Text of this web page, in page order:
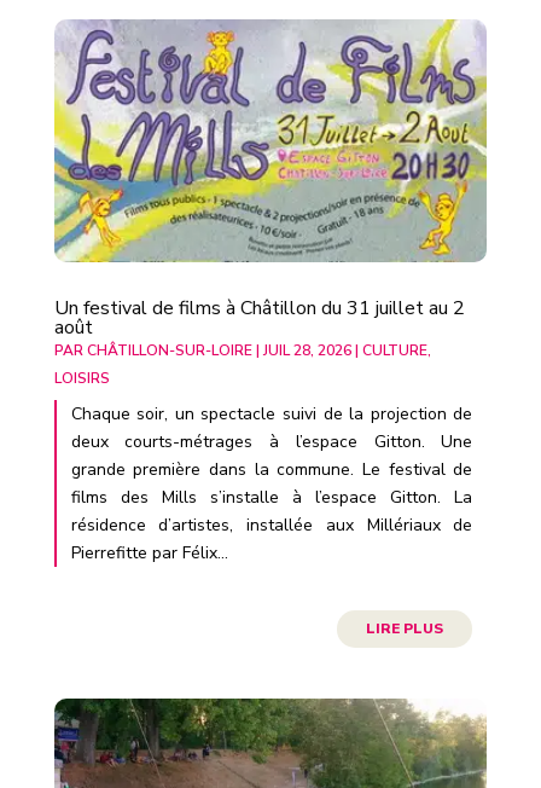
Un festival de films à Châtillon du 31 juillet au 2
août
PARCHÂTILLON-SUR-LOIRE|JUIL 28, 2026| CULTURE,
LOISIRS
Chaque soir, un spectacle suivi de la projection de
deux courts-métrages à l’espace Gitton. Une
grande première dans la commune. Le festival de
films des Mills s’installe à l’espace Gitton. La
résidence d’artistes, installée aux Millériaux de
Pierrefitte par Félix...
LIRE PLUS